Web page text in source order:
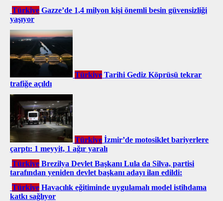
Türkiye Gazze’de 1,4 milyon kişi önemli besin güvensizliği
yaşıyor
Türkiye Tarihi Gediz Köprüsü tekrar
trafiğe açıldı
Türkiye İzmir’de motosiklet bariyerlere
çarptı: 1 meyyit, 1 ağır yaralı
Türkiye Brezilya Devlet Başkanı Lula da Silva, partisi
tarafından yeniden devlet başkanı adayı ilan edildi:
Türkiye Havacılık eğitiminde uygulamalı model istihdama
katkı sağlıyor